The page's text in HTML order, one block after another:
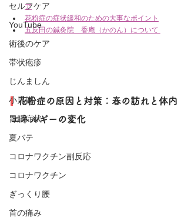
セルフケア
YouTube
術後のケア
帯状疱疹
じんましん
小児鍼
胃腸症状
夏バテ
コロナワクチン副反応
コロナワクチン
ぎっくり腰
首の痛み
ア
花粉症の症状緩和のための大事なポイント
五反田の鍼灸院　香庵（かのん）について
花粉症の原因と対策：春の訪れと体内
エネルギーの変化